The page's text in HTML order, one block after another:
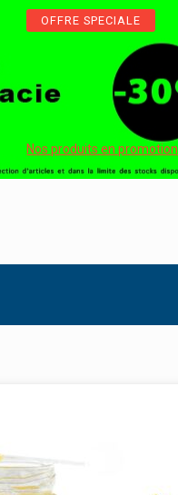
OFFRE SPECIALE
Nos produits en promotion